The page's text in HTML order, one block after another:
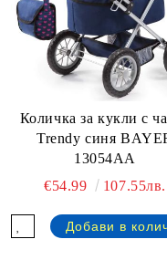
Количка за кукли с
Trendy синя
13054AA
€54.99
107.55лв.